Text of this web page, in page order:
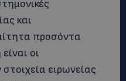
και
προσόντα
οι
ειρωνείας